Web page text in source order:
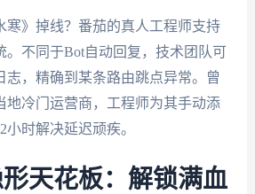
寒》掉线？番茄的真人工程师支持
。不同于Bot自动回复，技术团队可
志，精确到某条路由跳点异常。曾
地冷门运营商，工程师为其手动添
时解决延迟顽疾。
天花板：解锁满血